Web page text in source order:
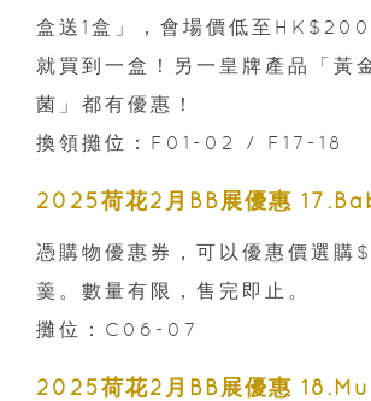
盒送1盒」，會場價低至
就買到一盒！另一皇牌產品「黃
菌」都有優惠！
換領攤位：F01-02 / F17-18
2025荷花2月BB展優惠
憑購物優惠券，可以優惠價選購
羹。數量有限，售完即止。
攤位：C06-07
2025荷花2月BB展優惠